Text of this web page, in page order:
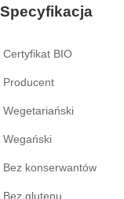
Specyfikacja
Certyfikat BIO
Producent
Wegetariański
Wegański
Bez konserwantów
Bez glutenu